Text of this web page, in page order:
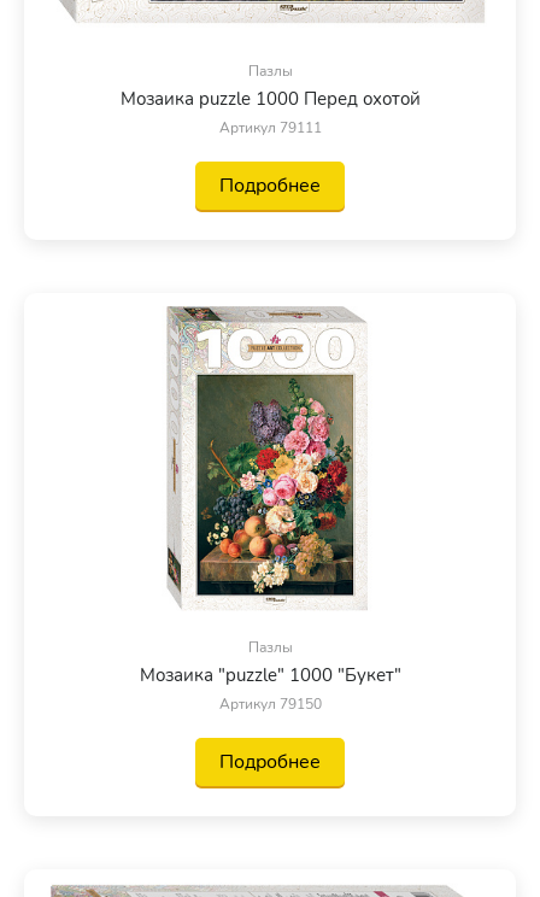
Пазлы
Мозаика puzzle 1000 Перед охотой
Артикул 79111
Подробнее
Пазлы
Мозаика "puzzle" 1000 "Букет"
Артикул 79150
Подробнее